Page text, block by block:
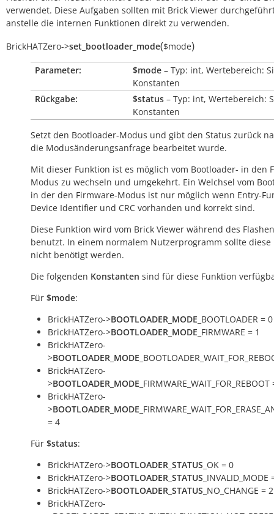
verwendet. Diese Aufgaben sollten mit Brick Viewer
anstelle die internen Funktionen direkt zu verwenden.
BrickHATZero->set_bootloader_mode($mode)
Parameter: $mode – Typ: int, Wertebereich:
Konstanten
Rückgabe:
$status – Typ: int, Wertebereich:
Konstanten
Setzt den Bootloader-Modus und gibt den Status zurück
die Modusänderungsanfrage bearbeitet wurde.
Mit dieser Funktion ist es möglich vom Bootloader- in den
Modus zu wechseln und umgekehrt. Ein Welchsel vom
in der den Firmware-Modus ist nur möglich wenn Entry-
Device Identifier und CRC vorhanden und korrekt sind.
Diese Funktion wird vom Brick Viewer während des
benutzt. In einem normalem Nutzerprogramm sollte diese
nicht benötigt werden.
Die folgenden Konstanten sind für diese Funktion
Für $mode:
BrickHATZero->BOOTLOADER_MODE _BOOTLOADER = 0
BrickHATZero->BOOTLOADER_MODE _FIRMWARE = 1
BrickHATZero-
>BOOTLOADER_MODE
BrickHATZero-
>BOOTLOADER_MODE _FIRMWARE_WAIT_FOR_REBOOT
BrickHATZero-
>BOOTLOADER_MODE
= 4
Für $status:
BrickHATZero->BOOTLOADER_STATUS _OK = 0
BrickHATZero->BOOTLOADER_STATUS _INVALID_MODE
BrickHATZero->BOOTLOADER_STATUS _NO_CHANGE = 2
BrickHATZero-